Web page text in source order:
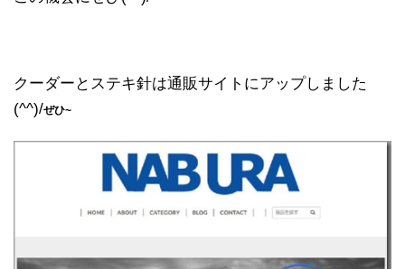
クーダーとステキ針は通販サイトにアップしました
(^^)/ぜひ~